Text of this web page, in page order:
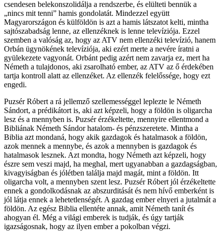
csendesen belekonszolidálja a rendszerbe, és elülteti bennük a
„nincs mit tenni” hamis gondolatát. Mindezzel együtt
Magyarországon és külföldön is azt a hamis látszatot kelti, mintha
sajtószabadság lenne, az ellenzéknek is lenne televíziója. Ezzel
szemben a valóság az, hogy az ATV nem ellenzéki televízió, hanem
Orbán ügynökének televíziója, aki ezért merte a nevére íratni a
gyülekezete vagyonát. Orbánt pedig azért nem zavarja ez, mert ha
Németh a tulajdonos, aki zsarolható ember, az ATV az ő érdekében
tartja kontroll alatt az ellenzéket. Az ellenzék felelőssége, hogy ezt
engedi.
Puzsér Róbert a rá jellemző szellemességgel leplezte le Németh
Sándort, a prédikátort is, aki azt képzeli, hogy a földön is oligarcha
lesz és a mennyben is. Puzsér érzékeltette, mennyire ellentmond a
Bibliának Németh Sándor hatalom- és pénzszeretete. Mintha a
Biblia azt mondaná, hogy akik gazdagok és hatalmasok a földön,
azok mennek a mennybe, és azok a mennyben is gazdagok és
hatalmasok lesznek. Azt mondta, hogy Németh azt képzeli, hogy
észre sem veszi majd, ha meghal, mert ugyanabban a gazdagságban,
kivagyiságban és jólétben találja majd magát, mint a földön. Itt
oligarcha volt, a mennyben szent lesz. Puzsér Róbert jól érzékeltette
ennek a gondolkodásnak az abszurditását és nem hívő emberként is
jól látja ennek a lehetetlenségét. A gazdag ember elnyeri a jutalmát a
földön. Az egész Biblia ellentéte annak, amit Németh tanít és
ahogyan él. Még a világi emberek is tudják, és úgy tartják
igazságosnak, hogy az ilyen ember a pokolban végzi.